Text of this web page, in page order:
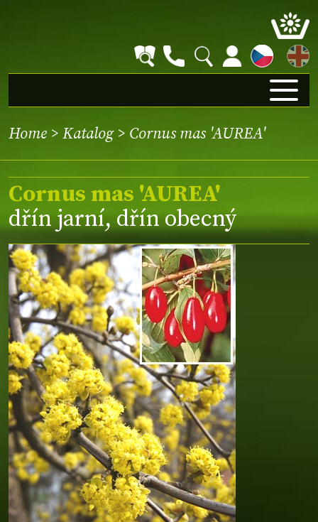
EN
Home > Katalog> Cornus mas 'AUREA'
Cornus mas 'AUREA'
dřín jarní, dřín obecný